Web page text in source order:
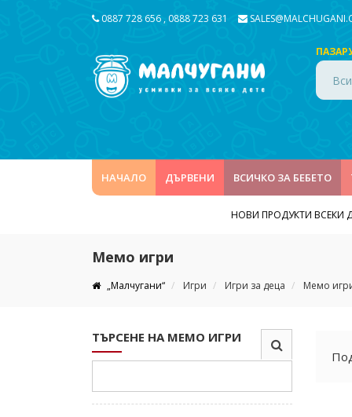
0887 728 656 , 0888 723 631
НАЧАЛО ДЪРВЕНИ ВСИЧКО ЗА БЕБЕТО
НОВИ ПРОДУКТИ ВСЕКИ
Мемо игри
„Малчугани“ Игри Игри за деца Мемо
ТЪРСЕНЕ НА МЕМО ИГРИ